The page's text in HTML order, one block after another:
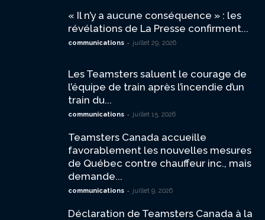
« Il n’y a aucune conséquence » : les
révélations de La Presse confirment...
communications - juillet 29, 2026
Les Teamsters saluent le courage de
l’équipe de train après l’incendie d’un
train du...
communications - juillet 15, 2026
Teamsters Canada accueille
favorablement les nouvelles mesures
de Québec contre chauffeur inc., mais
demande...
communications - juillet 9, 2026
Déclaration de Teamsters Canada à la